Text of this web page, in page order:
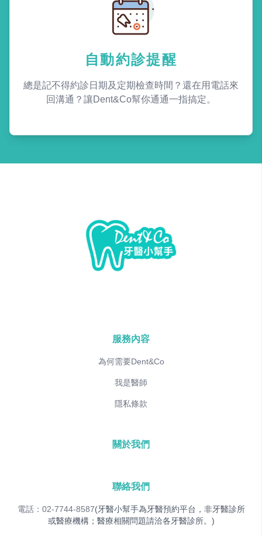
自動約診提醒
總是記不得約診日期及定期檢查時間？還在用電話來
回溝通？讓Dent&Co幫你通通一指搞定。
服務內容
為何需要Dent&Co
我是醫師
隱私條款
關於我們
聯絡我們
電話：02-7744-8587(牙醫小幫手為牙醫預約平台，非牙醫診所
或醫療機構；醫療相關問題請洽各牙醫診所。)